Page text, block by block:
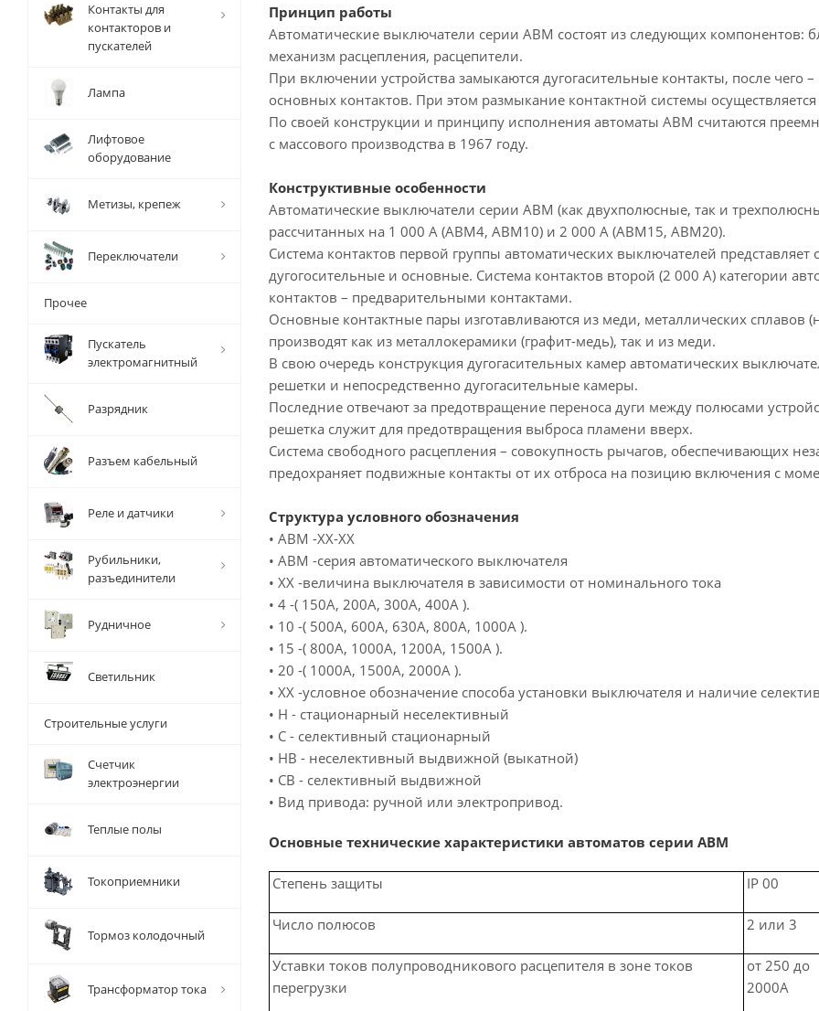
Принцип работы
Автоматические выключатели серии АВМ состоят из следующих компонентов:
механизм расцепления, расцепители.
При включении устройства замыкаются дугогасительные контакты, после чего
основных контактов. При этом размыкание контактной системы
По своей конструкции и принципу исполнения автоматы АВМ считаются
с массового производства в 1967 году.
Конструктивные особенности
Автоматические выключатели серии АВМ (как двухполюсные, так и
рассчитанных на 1 000 А (АВМ4, АВМ10) и 2 000 А (АВМ15, АВМ20).
Система контактов первой группы автоматических выключателей
дугогосительные и основные. Система контактов второй (2 000 А) категории
контактов – предварительными контактами.
Основные контактные пары изготавливаются из меди, металлических сплавов
производят как из металлокерамики (графит-медь), так и из меди.
В свою очередь конструкция дугогасительных камер автоматических
решетки и непосредственно дугогасительные камеры.
Последние отвечают за предотвращение переноса дуги между полюсами
решетка служит для предотвращения выброса пламени вверх.
Система свободного расцепления – совокупность рычагов, обеспечивающих
предохраняет подвижные контакты от их отброса на позицию включения с
Структура условного обозначения
• АВМ -ХХ-ХХ
• АВМ -серия автоматического выключателя
• ХХ -величина выключателя в зависимости от номинального тока
• 4 -( 150А, 200А, 300А, 400А ).
• 10 -( 500А, 600А, 630А, 800А, 1000А ).
• 15 -( 800А, 1000А, 1200А, 1500А ).
• 20 -( 1000А, 1500А, 2000А ).
• ХХ -условное обозначение способа установки выключателя и наличие
• Н - стационарный неселективный
• С - селективный стационарный
• НВ - неселективный выдвижной (выкатной)
• СВ - селективный выдвижной
• Вид привода: ручной или электропривод.
Основные технические характеристики автоматов серии АВМ
Степень защиты IP 00
Число полюсов 2 или 3
Уставки токов полупроводникового расцепителя в зоне токов
перегрузки
от 250 до
2000А
Контакты для
контакторов и
пускателей
Лампа
Лифтовое
оборудование
Метизы, крепеж
Переключатели
Прочее
Пускатель
электромагнитный
Разрядник
Разъем кабельный
Реле и датчики
Рубильники,
разъединители
Рудничное
Светильник
Строительные услуги
Счетчик
электроэнергии
Теплые полы
Токоприемники
Тормоз колодочный
Трансформатор тока